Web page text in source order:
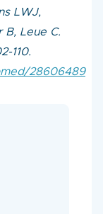
LWJ,
B, Leue C.
110.
28606489